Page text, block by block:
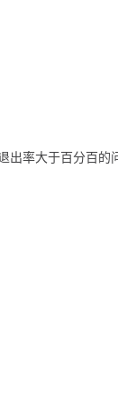
出率大于百分百的